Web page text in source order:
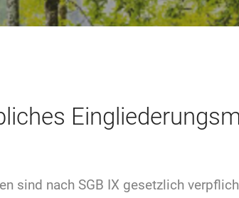
sind nach SGB IX gesetzlich